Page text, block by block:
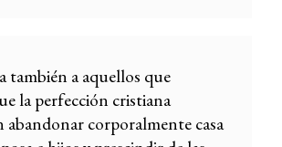
también a aquellos que
la perfección cristiana
abandonar corporalmente casa